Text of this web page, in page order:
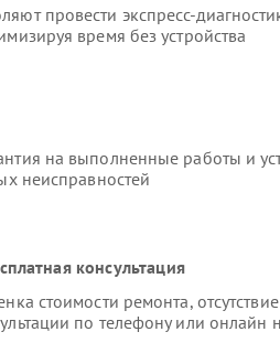
провести экспресс-
время без устройства
на выполненные работы и
неисправностей
консультация
стоимости ремонта,
по телефону или онлайн